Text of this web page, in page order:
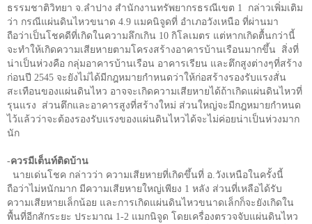
ธรรมชาติวิทยา จ.ลำปาง สำนักงานทรัพยากรธรณีเขต 1
กล่าวเพิ่มเติม
ว่า กรณีแผ่นดินไหวขนาด 4.9 แมคนิจูดที่ อำเภอวังเหนือ ที่ผ่านมา
ถือว่าเป็นโชคดีที่เกิดในความลึกเกิน 10 กิโลเมตร แต่หากเกิดตื้นกว่านี้
จะทำให้เกิดความเสียหายตามโครงสร้างอาคารบ้านเรือนมากขึ้น
สิ่งที่
น่าเป็นห่วงคือ กลุ่มอาคารบ้านเรือน อาคารเรียน และตึกสูงต่างๆที่สร้าง
ก่อนปี 2545 จะยังไม่ได้มีกฎหมายกำหนดว่าให้ก่อสร้างรองรับแรงสั่น
สะเทือนของแผ่นดินไหว อาจจะเกิดความเสียหายได้ถ้าเกิดแผ่นดินไหวที่
รุนแรง
ส่วนตึกและอาคารสูงที่สร้างใหม่ ส่วนใหญ่จะมีกฎหมายกำหนด
ไว้แล้วว่าจะต้องรองรับแรงของแผ่นดินไหวได้จะไม่ค่อยน่าเป็นห่วงมาก
นัก
-ควรมีเต็นท์ติดบ้าน
นายเด่นโชค กล่าวว่า ความเสียหายที่เกิดขึ้นที่ อ.วังเหนือในครั้งนี้
ถือว่าไม่หนักมาก มีความเสียหายใหญ่เพียง 1 หลัง ส่วนที่เหลือได้รับ
ความเสียหายเล็กน้อย และการเกิดแผ่นดินไหวขนาดเล็กก็จะยังเกิดใน
พื้นที่อีกสักระยะ ประมาณ 1-2 แมกนิจูด โดยเครื่องตรวจจับแผ่นดินไหว